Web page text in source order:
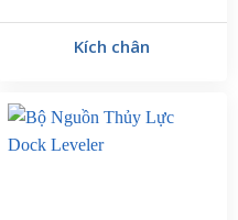
Kích chân